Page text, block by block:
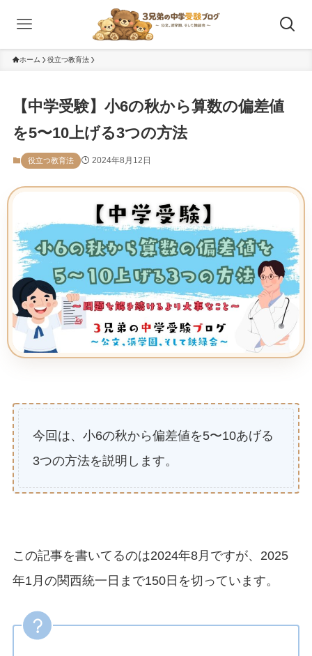
ホーム 役立つ教育法
【中学受験】小6の秋から算数の偏差値
を5〜10上げる3つの方法
役立つ教育法 2024年8月12日
今回は、小6の秋から偏差値を5〜10あげる
3つの方法を説明します。
この記事を書いてるのは2024年8月ですが、2025
年1月の関西統一日まで150日を切っています。